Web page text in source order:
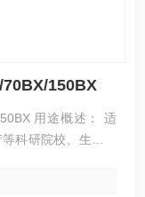
150BX
用途概述： 适
科研院校、生产部
工作室，四角呈半